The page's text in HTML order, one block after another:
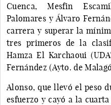
Cuenca, Mesfin
Palomares y Álvaro
carrera y superar la
tres primeros de la
Hamza El Karchaoui
Fernández (Ayto. de
Alonso, que llevó el peso
esfuerzo y cayó a la